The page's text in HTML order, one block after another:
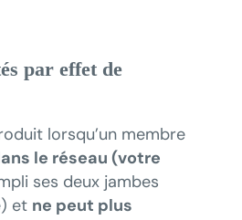
par effet de
lorsqu’un membre
le réseau (votre
ses deux jambes
et ne peut plus